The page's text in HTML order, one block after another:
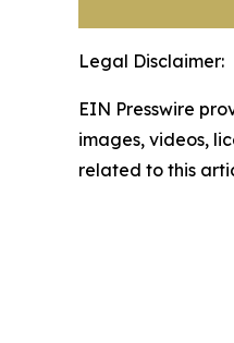
Legal Disclaimer:
EIN Presswire
images, videos,
related to this